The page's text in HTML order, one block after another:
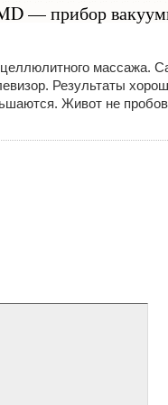
— прибор
массажа.
Результаты
Живот не